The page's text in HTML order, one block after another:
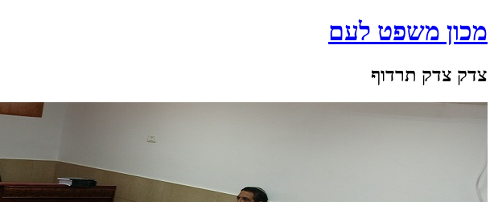
מכון משפט לעם
צדק צדק תרדוף